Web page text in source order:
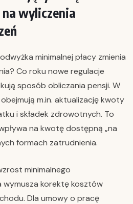
wyliczenia
minimalnej płacy zmienia
Co roku nowe regulacje
sposób obliczania pensji. W
m.in. aktualizację kwoty
i składek zdrowotnych. To
na kwotę dostępną „na
formach zatrudnienia.
minimalnego
wymusza korektę kosztów
Dla umowy o pracę